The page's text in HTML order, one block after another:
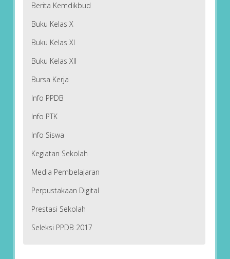
Berita Kemdikbud
Buku Kelas X
Buku Kelas XI
Buku Kelas XII
Bursa Kerja
Info PPDB
Info PTK
Info Siswa
Kegiatan Sekolah
Media Pembelajaran
Perpustakaan Digital
Prestasi Sekolah
Seleksi PPDB 2017